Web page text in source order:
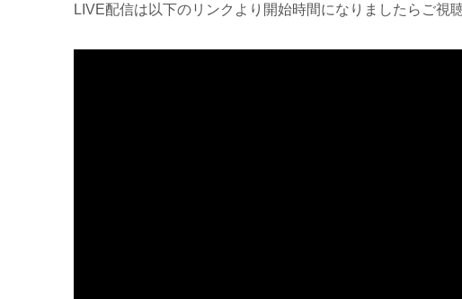
LIVE配信は以下のリンクより開始時間になりましたらご視